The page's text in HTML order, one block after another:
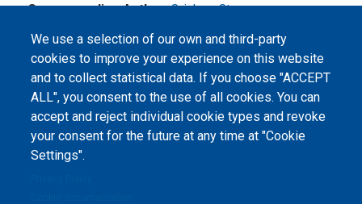
Corresponding Author:Snizhana Stepanova
We use a selection of our own and third-party
cookies to improve your experience on this website
and to collect statistical data. If you choose "ACCEPT
ALL", you consent to the use of all cookies. You can
accept and reject individual cookie types and revoke
your consent for the future at any time at "Cookie
Settings".
Peers International, the open peer review platfrom,
2023-2026. |Cookie Settings.
The website content is published under